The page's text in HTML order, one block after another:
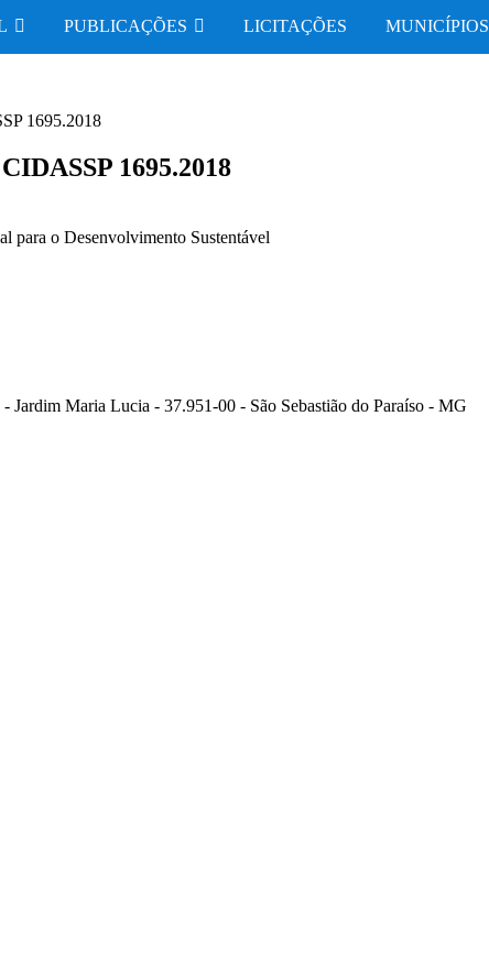
PUBLICAÇÕES LICITAÇÕES MUNICÍPIOS
1695.2018
1695.2018
- Jardim Maria Lucia - 37.951-00 - São Sebastião do Paraíso - MG